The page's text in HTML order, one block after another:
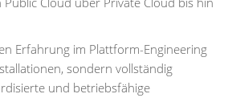
Erfahrung im Plattform-Engineering
sondern vollständig
und betriebsfähige